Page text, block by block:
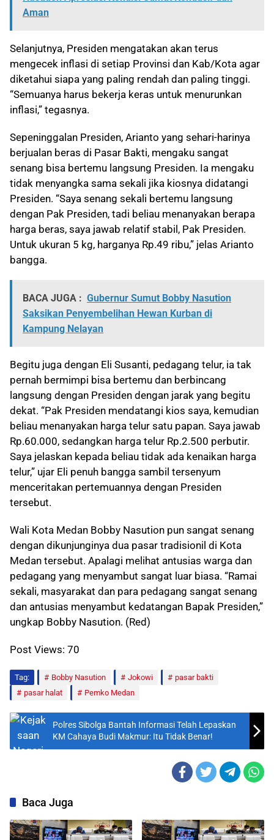
Aman
Selanjutnya, Presiden mengatakan akan terus
mengecek inflasi di setiap Provinsi dan Kab/Kota agar
diketahui siapa yang paling rendah dan paling tinggi.
“Semuanya harus bekerja keras untuk menurunkan
inflasi,” tegasnya.
Sepeninggalan Presiden, Arianto yang sehari-harinya
berjualan beras di Pasar Bakti, mengaku sangat
senang bisa bertemu langsung Presiden. Ia mengaku
tidak menyangka sama sekali jika kiosnya didatangi
Presiden. “Saya senang sekali bertemu langsung
dengan Pak Presiden, tadi beliau menanyakan berapa
harga beras, saya jawab relatif stabil, Pak Presiden.
Untuk ukuran 5 kg, harganya Rp.49 ribu,” jelas Arianto
bangga.
BACA JUGA : Gubernur Sumut Bobby Nasution
Saksikan Penyembelihan Hewan Kurban di
Kampung Nelayan
Begitu juga dengan Eli Susanti, pedagang telur, ia tak
pernah bermimpi bisa bertemu dan berbincang
langsung dengan Presiden dengan jarak yang begitu
dekat. “Pak Presiden mendatangi kios saya, kemudian
beliau menanyakan harga telur satu papan. Saya jawab
Rp.60.000, sedangkan harga telur Rp.2.500 perbutir.
Saya jelaskan kepada beliau tidak ada kenaikan harga
telur,” ujar Eli penuh bangga sambil tersenyum
menceritakan pertemuannya dengan Presiden
tersebut.
Wali Kota Medan Bobby Nasution pun sangat senang
dengan dikunjunginya dua pasar tradisionil di Kota
Medan tersebut. Apalagi melihat antusias warga dan
pedagang yang menyambut sangat luar biasa. “Ramai
sekali, masyarakat dan para pedagang sangat senang
dan antusias menyambut kedatangan Bapak Presiden,”
ungkap Bobby Nasution. (Red)
Post Views: 70
Tag: Bobby Nasution Jokowi
pasar bakti
pasar halat
Pemko Medan
Polres Sibolga Bantah Informasi Telah Lepaskan
KM Cahaya Budi Makmur: Itu Tidak Benar!
Baca Juga